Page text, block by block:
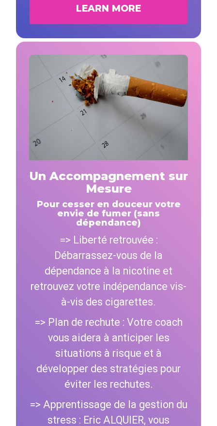
LEARN MORE
Un Accompagnement sur
Mesure
Pour cesser en douceur votre
envie de fumer (sans
dépendance)
=> Liberté retrouvée :
Débarrassez-vous de la
dépendance à la nicotine et
retrouvez votre indépendance vis-
à-vis des cigarettes.
=> Plan de rechute : Votre coach
vous aidera à anticiper les
situations à risque et à
développer des stratégies pour
éviter les rechutes.
=> Apprentissage de la gestion du
stress : Eric ALQUIER, vous